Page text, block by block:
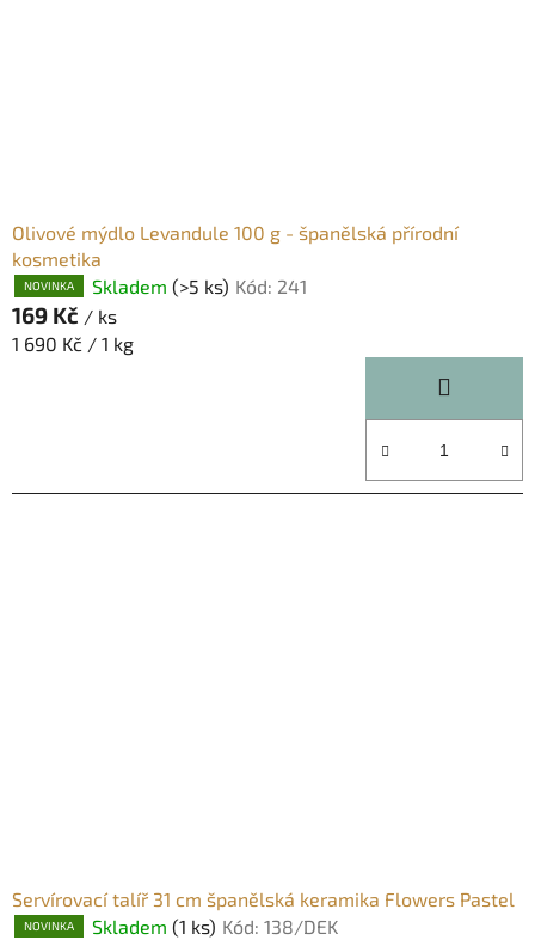
Olivové mýdlo Levandule 100 g - španělská přírodní
kosmetika
NOVINKA Skladem (>5 ks) Kód: 241
169 Kč / ks
Měrná
1 690 Kč / 1 kg
Servírovací talíř 31 cm španělská keramika Flowers Pastel
NOVINKA Skladem (1 ks) Kód: 138/DEK